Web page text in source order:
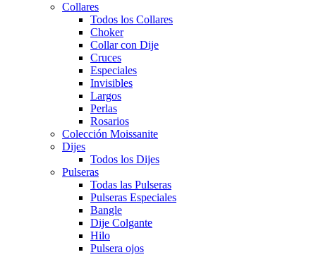
Collares
Todos los Collares
Choker
Collar con Dije
Cruces
Especiales
Invisibles
Largos
Perlas
Rosarios
Colección Moissanite
Dijes
Todos los Dijes
Pulseras
Todas las Pulseras
Pulseras Especiales
Bangle
Dije Colgante
Hilo
Pulsera ojos